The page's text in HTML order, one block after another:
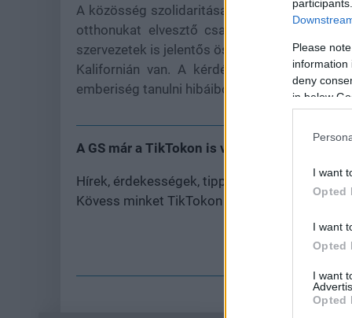
Please
information
deny
in below
I want
Opted
I want
Opted
I want
Opted
A közösség szolidaritása azonban
otthonukat elvesztő családok
szervezetek is jelentős összegekkel járulnak
Kalifornián van. A kérdés csak az, hogy
emberiség tanulni hibáiból, és mikor vesszük
A GS már a TikTokon is vár
Hírek, érdekességek, tippek, ajánlók,
Kövess minket TikTokon is!